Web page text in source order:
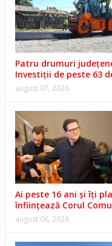
Patru drumuri
Investiții de peste 63
august 07, 2026
Ai peste 16 ani și îți
înființează Corul
august 06, 2026